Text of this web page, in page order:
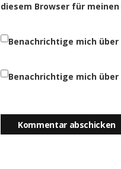
diesem Browser für
Benachrichtige mich
Benachrichtige mich